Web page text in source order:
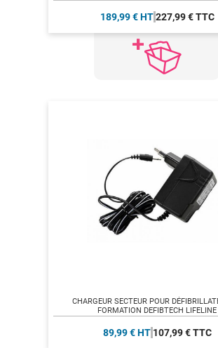
189,99 € HT 227,99 € TTC
CHARGEUR SECTEUR POUR
FORMATION DEFIBTECH LIFELINE
89,99 € HT 107,99 € TTC